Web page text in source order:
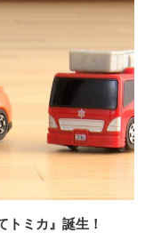
トミカ』誕生！